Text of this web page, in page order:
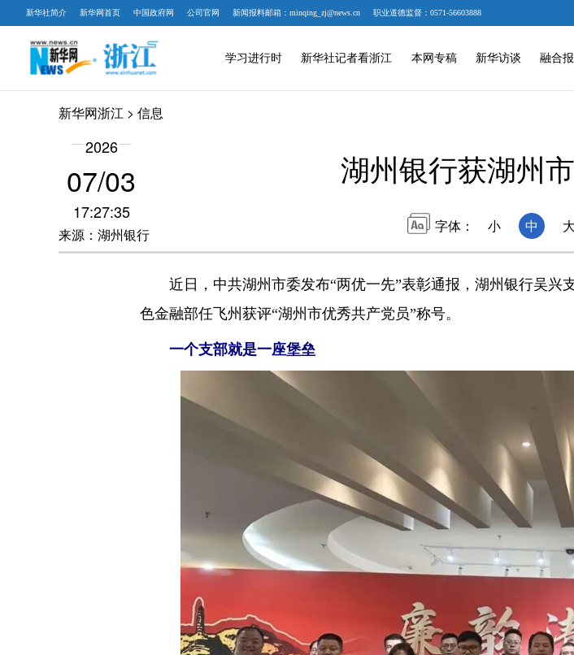
新华社简介 新华网首页 中国政府网 公司官网 新闻报料邮箱：minqing_zj@news.cn 职业道德监督：0571-56603888
学习进行时 新华社记者看浙江 本网专稿 新华访谈 融合
新华网浙江 > 信息
2026
07/03
17:27:35
来源：湖州银行
湖州银行获湖州
字体： 小 中 大
近日，中共湖州市委发布“两优一先”表彰通报，湖州银行吴兴
色金融部任飞州获评“湖州市优秀共产党员”称号。
一个支部就是一座堡垒